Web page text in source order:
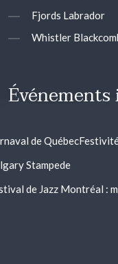
Fjords Labrador
Whistler
de Québec
Stampede
de Jazz Montréal :